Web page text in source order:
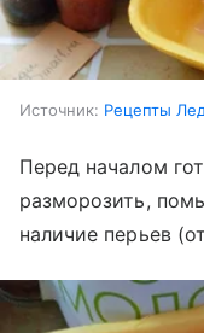
Источник: Рецепты
Перед началом
разморозить,
наличие перьев